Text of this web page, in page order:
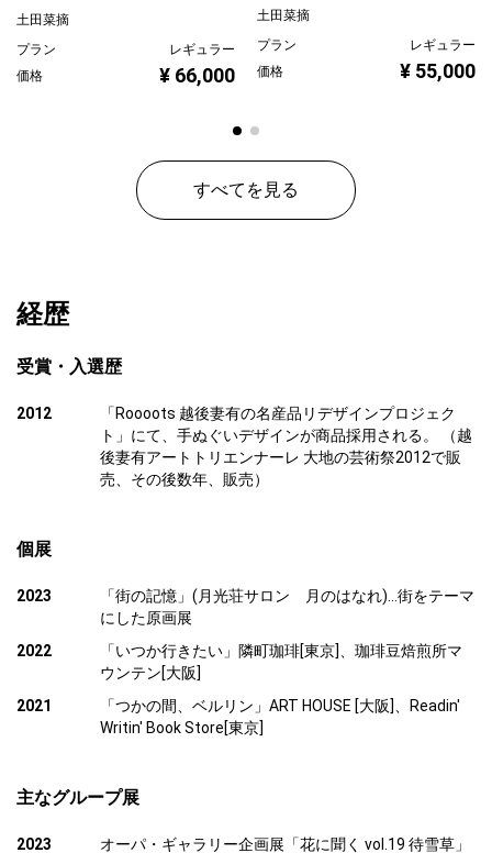
土田菜摘
プラン
レギュラー
価格
¥ 66,000
土田菜摘
プラン
レギュラー
価格
¥ 55,000
すべてを見る
経歴
受賞・入選歴
2012
「Roooots 越後妻有の名産品リデザインプロジェク
ト」にて、手ぬぐいデザインが商品採用される。 （越
後妻有アートトリエンナーレ 大地の芸術祭2012で販
売、その後数年、販売）
個展
2023
「街の記憶」(月光荘サロン 月のはなれ)…街をテーマ
にした原画展
2022
「いつか行きたい」隣町珈琲[東京]、珈琲豆焙煎所マ
ウンテン[大阪]
2021
「つかの間、ベルリン」ART HOUSE [大阪]、Readin'
Writin' Book Store[東京]
主なグループ展
2023 オーパ・ギャラリー企画展「花に聞く vol.19 待雪草」